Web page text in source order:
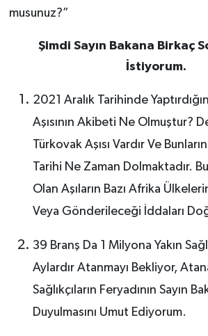
musunuz?”
Şimdi Sayın Bakana Birkaç
İstiyorum.
2021 Aralık Tarihinde
Aşısının Akibeti Ne Olmuştur?
Türkovak Aşısı Vardır Ve
Tarihi Ne Zaman Dolmaktadır.
Olan Aşıların Bazı Afrika
Veya Gönderileceği İddaları
39 Branş Da 1 Milyona Yakın
Aylardır Atanmayı Bekliyor,
Sağlıkçıların Feryadının Sayın
Duyulmasını Umut Ediyorum.